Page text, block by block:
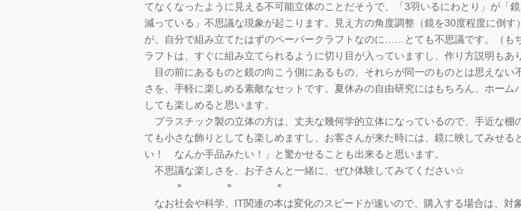
てなくなったように見える不可能立体のことだそうで、「3羽いるにわとり」が「
減っている」不思議な現象が起こります。見え方の角度調整（鏡を30度程度に倒す
が、自分で組み立てたはずのペーパークラフトなのに……とても不思議です。（も
ラフトは、すぐに組み立てられるように切り目が入っていますし、作り方説明もあ
目の前にあるものと鏡の向こう側にあるもの、それらが同一のものとは思えない
さを、手軽に楽しめる素敵なセットです。夏休みの自由研究にはもちろん、ホーム
しても楽しめると思います。
プラスチック製の立体の方は、丈夫な幾何学的立体になっているので、手近な棚
ても小さな飾りとしても楽しめますし、お客さんが来た時には、鏡に映してみせ
い！ なんか手品みたい！」と驚かせることも出来ると思います。
不思議な楽しさを、お子さんと一緒に、ぜひ体験してみてください☆
＊ ＊ ＊
なお社会や科学、IT関連の本は変化のスピードが速いので、購入する場合は、対